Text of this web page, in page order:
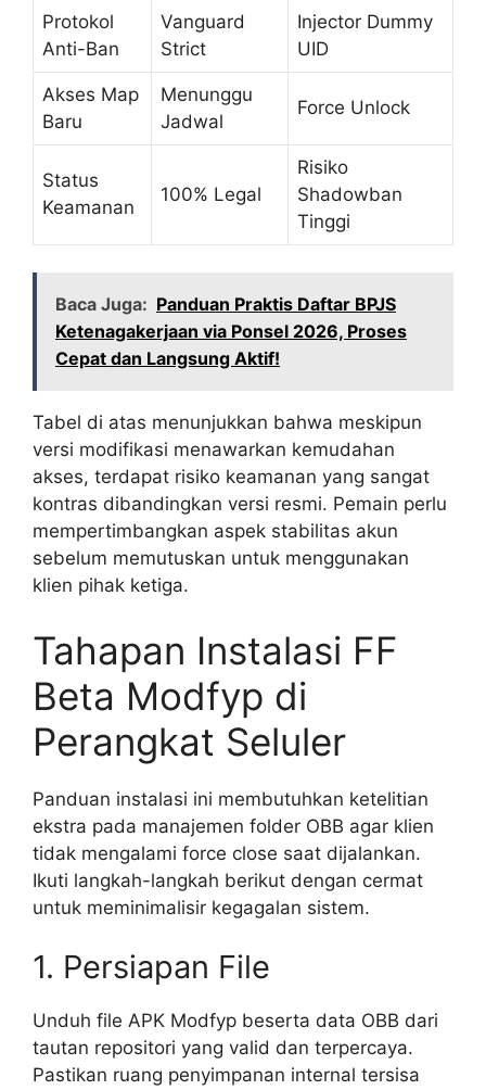
Protokol
Anti-Ban
Vanguard
Strict
Injector Dummy
UID
Akses Map
Baru
Menunggu
Jadwal
Force Unlock
Status
Keamanan
100% Legal
Risiko
Shadowban
Tinggi
Baca Juga: Panduan Praktis Daftar BPJS
Ketenagakerjaan via Ponsel 2026, Proses
Cepat dan Langsung Aktif!
Tabel di atas menunjukkan bahwa meskipun
versi modifikasi menawarkan kemudahan
akses, terdapat risiko keamanan yang sangat
kontras dibandingkan versi resmi. Pemain perlu
mempertimbangkan aspek stabilitas akun
sebelum memutuskan untuk menggunakan
klien pihak ketiga.
Tahapan Instalasi FF
Beta Modfyp di
Perangkat Seluler
Panduan instalasi ini membutuhkan ketelitian
ekstra pada manajemen folder OBB agar klien
tidak mengalami force close saat dijalankan.
Ikuti langkah-langkah berikut dengan cermat
untuk meminimalisir kegagalan sistem.
1. Persiapan File
Unduh file APK Modfyp beserta data OBB dari
tautan repositori yang valid dan terpercaya.
Pastikan ruang penyimpanan internal tersisa